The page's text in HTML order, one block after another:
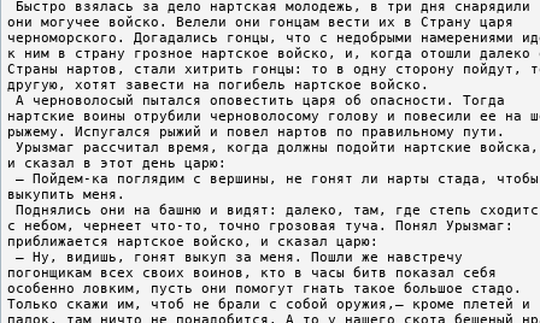
Быстро взялась за дело нартская молодежь, в три дня снарядили
они могучее войско. Велели они гонцам вести их в Страну царя
черноморского. Догадались гонцы, что с недобрыми намерениями
к ним в страну грозное нартское войско, и, когда отошли далеко
Страны нартов, стали хитрить гонцы: то в одну сторону пойдут,
другую, хотят завести на погибель нартское войско.
А черноволосый пытался оповестить царя об опасности. Тогда
нартские воины отрубили черноволосому голову и повесили ее на
рыжему. Испугался рыжий и повел нартов по правильному пути.
Урызмаг рассчитал время, когда должны подойти нартские войска,
и сказал в этот день царю:
– Пойдем-ка поглядим с вершины, не гонят ли нарты стада, чтобы
выкупить меня.
Поднялись они на башню и видят: далеко, там, где степь
с небом, чернеет что-то, точно грозовая туча. Понял Урызмаг:
приближается нартское войско, и сказал царю:
– Ну, видишь, гонят выкуп за меня. Пошли же навстречу
погонщикам всех своих воинов, кто в часы битв показал себя
особенно ловким, пусть они помогут гнать такое большое стадо.
Только скажи им, чтоб не брали с собой оружия,– кроме плетей и